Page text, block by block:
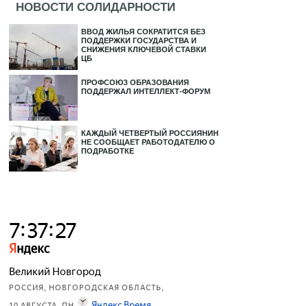
НОВОСТИ СОЛИДАРНОСТИ
ВВОД ЖИЛЬЯ СОКРАТИТСЯ БЕЗ
ПОДДЕРЖКИ ГОСУДАРСТВА И
СНИЖЕНИЯ КЛЮЧЕВОЙ СТАВКИ
ЦБ
ПРОФСОЮЗ ОБРАЗОВАНИЯ
ПОДДЕРЖАЛ ИНТЕЛЛЕКТ-ФОРУМ
КАЖДЫЙ ЧЕТВЕРТЫЙ РОССИЯНИН
НЕ СООБЩАЕТ РАБОТОДАТЕЛЮ О
ПОДРАБОТКЕ